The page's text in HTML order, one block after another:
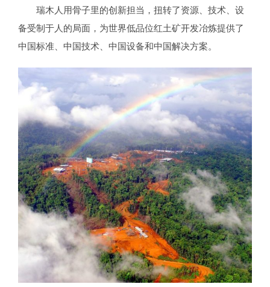
瑞木人用骨子里的创新担当，扭转了资源、技术、设
备受制于人的局面，为世界低品位红土矿开发冶炼提供了
中国标准、中国技术、中国设备和中国解决方案。